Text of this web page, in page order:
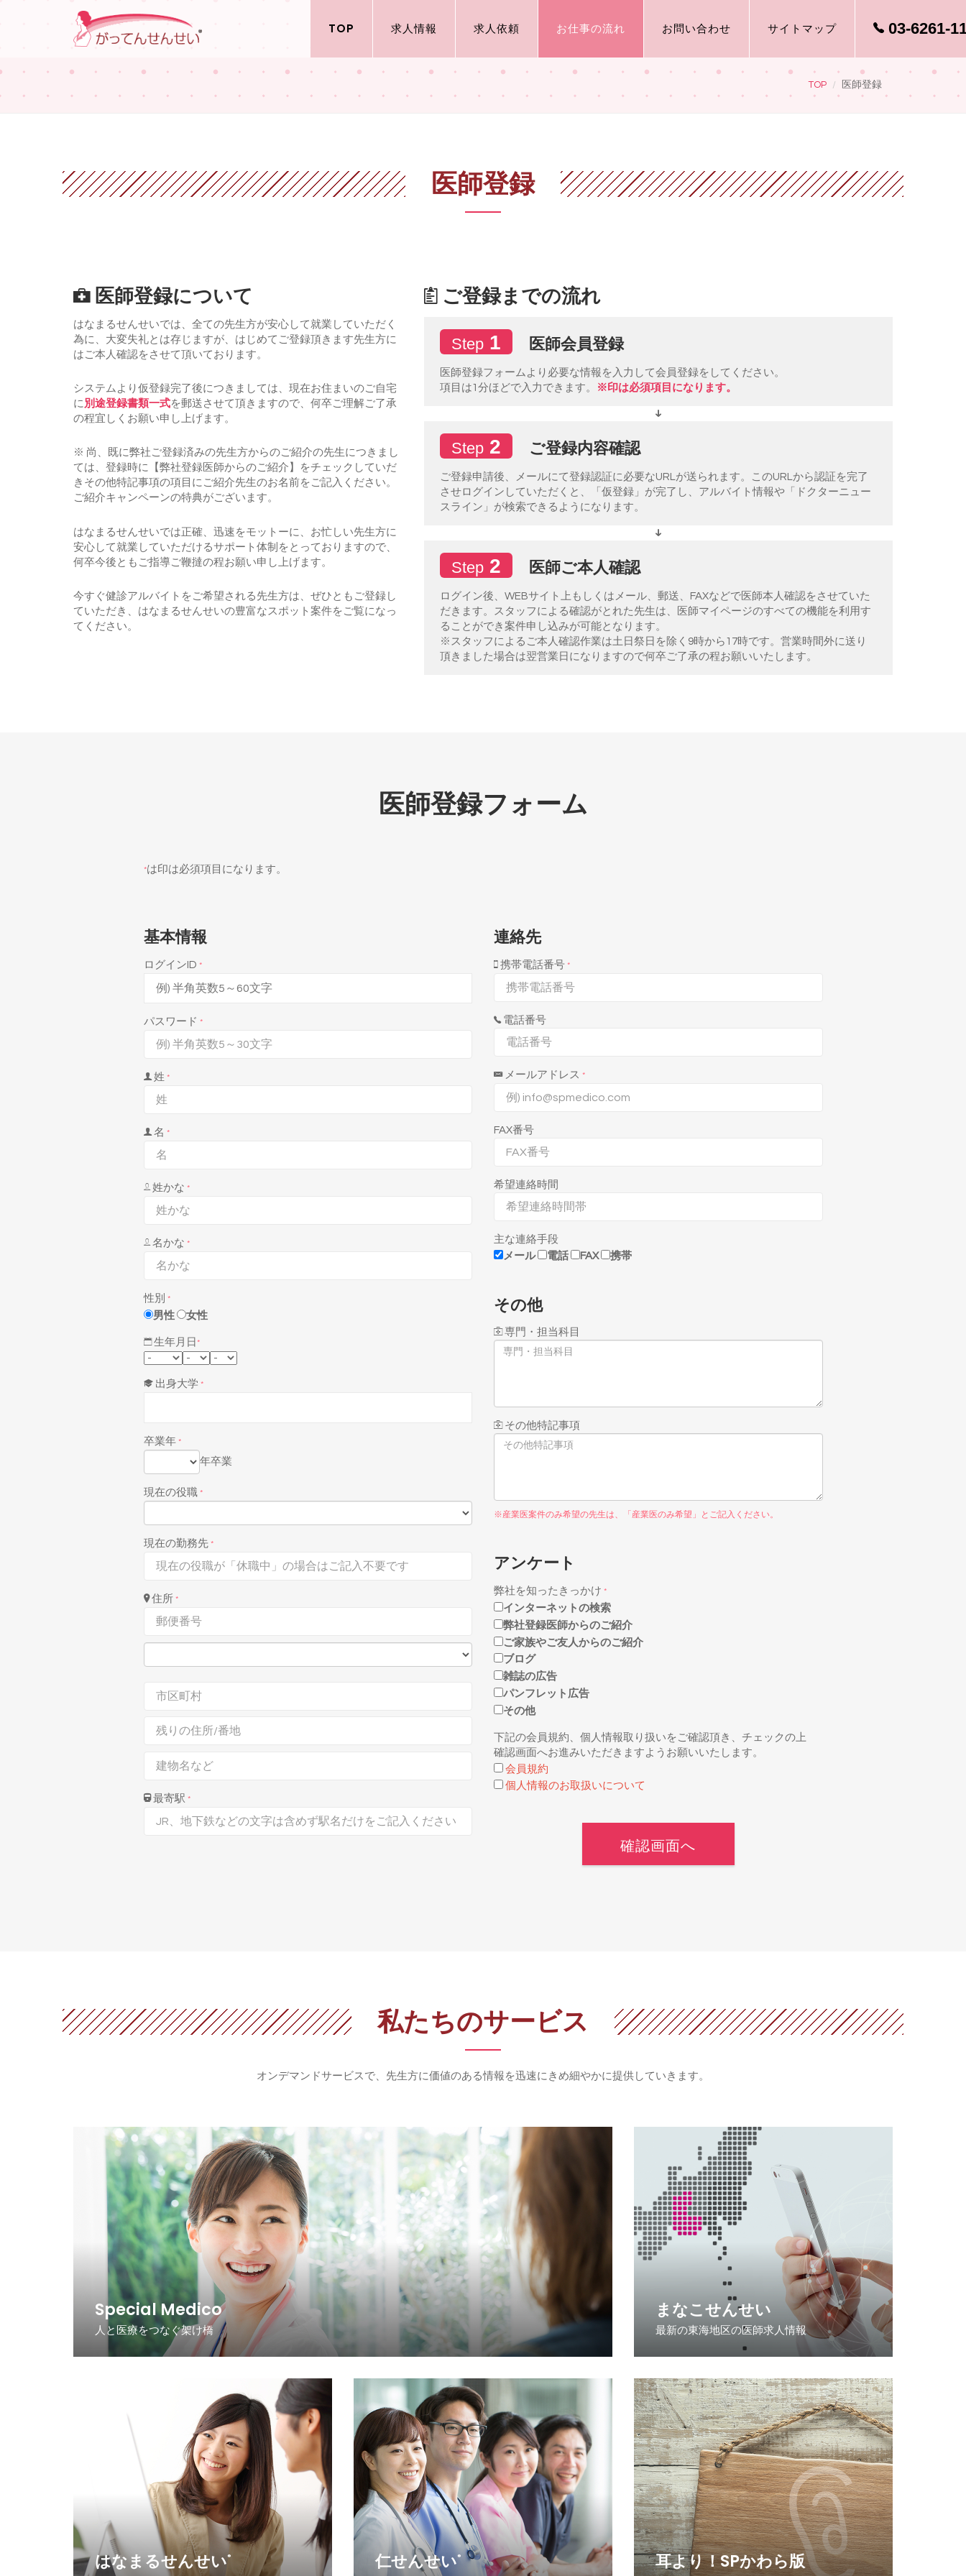
TOP 求人情報 求人依頼 お仕事の流れ お問い合わせ サイトマップ 03-6261-
TOP 医師登録
医師登録
医師登録について
はなまるせんせいでは、全ての先生方が安心して就業していただく
為に、大変失礼とは存じますが、はじめてご登録頂きます先生方に
はご本人確認をさせて頂いております。
システムより仮登録完了後につきましては、現在お住まいのご自宅
に別途登録書類一式を郵送させて頂きますので、何卒ご理解ご了承
の程宜しくお願い申し上げます。
※ 尚、既に弊社ご登録済みの先生方からのご紹介の先生につきまし
ては、登録時に【弊社登録医師からのご紹介】をチェックしていだ
きその他特記事項の項目にご紹介先生のお名前をご記入ください。
ご紹介キャンペーンの特典がございます。
はなまるせんせいでは正確、迅速をモットーに、お忙しい先生方に
安心して就業していただけるサポート体制をとっておりますので、
何卒今後ともご指導ご鞭撻の程お願い申し上げます。
今すぐ健診アルバイトをご希望される先生方は、ぜひともご登録し
ていただき、はなまるせんせいの豊富なスポット案件をご覧になっ
てください。
ご登録までの流れ
Step 1 医師会員登録
医師登録フォームより必要な情報を入力して会員登録をしてください。
項目は1分ほどで入力できます。
※印は必須項目になります。
Step 2 ご登録内容確認
ご登録申請後、メールにて登録認証に必要なURLが送られます。このURLから認証を完了
させログインしていただくと、「仮登録」が完了し、アルバイト情報や「ドクターニュー
スライン」が検索できるようになります。
Step 2 医師ご本人確認
ログイン後、WEBサイト上もしくはメール、郵送、FAXなどで医師本人確認をさせていた
だきます。スタッフによる確認がとれた先生は、医師マイページのすべての機能を利用す
ることができ案件申し込みが可能となります。
※スタッフによるご本人確認作業は土日祭日を除く9時から17時です。営業時間外に送り
頂きました場合は翌営業日になりますので何卒ご了承の程お願いいたします。
医師登録フォーム
*は印は必須項目になります。
基本情報
ログインID *
パスワード *
姓 *
名 *
姓かな *
名かな *
性別 *
男性 女性
生年月日 *
出身大学 *
卒業年 *
年卒業
現在の役職 *
現在の勤務先 *
住所 *
最寄駅 *
連絡先
携帯電話番号 *
電話番号
メールアドレス *
FAX番号
希望連絡時間
主な連絡手段
メール
電話 FAX 携帯
その他
専門・担当科目
その他特記事項
※産業医案件のみ希望の先生は、「産業医のみ希望」とご記入ください。
アンケート
弊社を知ったきっかけ *
インターネットの検索
弊社登録医師からのご紹介
ご家族やご友人からのご紹介
ブログ
雑誌の広告
パンフレット広告
その他
下記の会員規約、個人情報取り扱いをご確認頂き、チェックの上
確認画面へお進みいただきますようお願いいたします。
会員規約
個人情報のお取扱いについて
確認画面へ
私たちのサービス
オンデマンドサービスで、先生方に価値のある情報を迅速にきめ細やかに提供していきます。
Special Medico
人と医療をつなぐ架け橋
まなこせんせい
最新の東海地区の医師求人情報
はなまるせんせい® 仁せんせい® 耳より！SPかわら版